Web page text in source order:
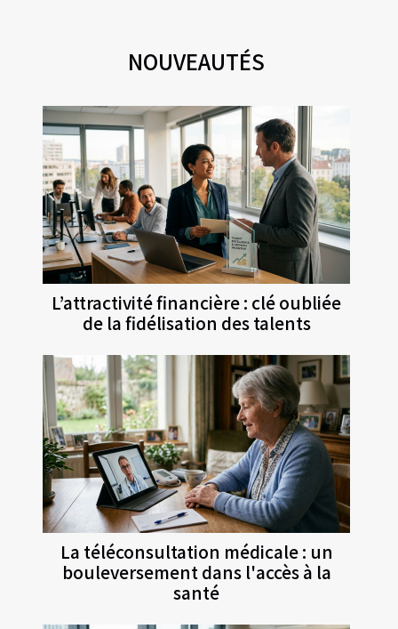
NOUVEAUTÉS
L’attractivité financière : clé oubliée
de la fidélisation des talents
La téléconsultation médicale : un
bouleversement dans l'accès à la
santé